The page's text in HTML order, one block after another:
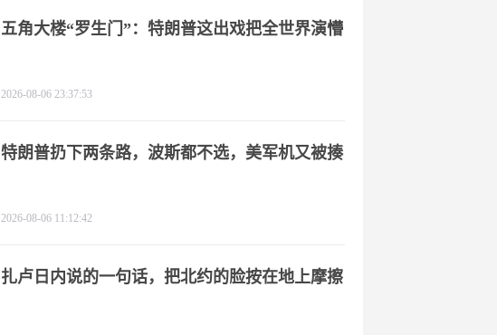
五角大楼“罗生门”：特朗普这出戏把全世界演懵
2026-08-06 23:37:53
特朗普扔下两条路，波斯都不选，美军机又被揍
2026-08-06 11:12:42
扎卢日内说的一句话，把北约的脸按在地上摩擦